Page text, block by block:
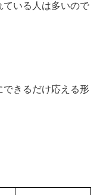
ている人は多いので
できるだけ応える形